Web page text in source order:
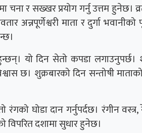
चना र सख्खर प्रयोग गर्नु उत्तम हुनेछ।
अन्नपूर्णेश्वरी माता र दुर्गा
यो दिन सेतो कपडा लगाउनुपर्छ।
छ। शुक्रबारको दिन सन्तोषी
रंगको घोडा दान गर्नुपर्दछ। रंगीन
विपरित दशामा सुधार हुनेछ।